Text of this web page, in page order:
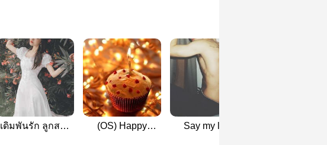
เดิมพันรัก ลูกสาว
(OS) Happy
Say my love